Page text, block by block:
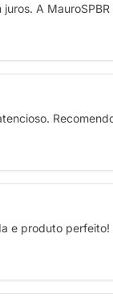
A
e produto perfeito!